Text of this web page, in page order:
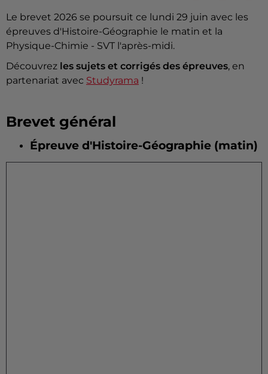
Le brevet 2026 se poursuit ce lundi 29 juin avec les
épreuves d'Histoire-Géographie le matin et la
Physique-Chimie - SVT l'après-midi.
Découvrez les sujets et corrigés des épreuves, en
partenariat avec Studyrama !
Brevet général
Épreuve d'Histoire-Géographie (matin)